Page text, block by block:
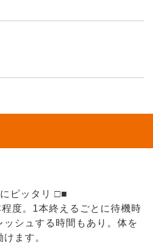
ピッタリ □■
度。1本終えるごとに待機時
ッシュする時間もあり。体を
ます。